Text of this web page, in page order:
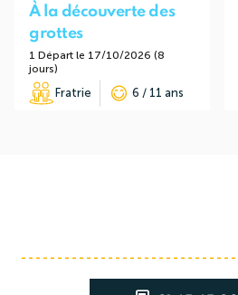
À la découverte des
grottes
1 Départ le 17/10/2026 (8
jours)
Fratrie 6 / 11 ans